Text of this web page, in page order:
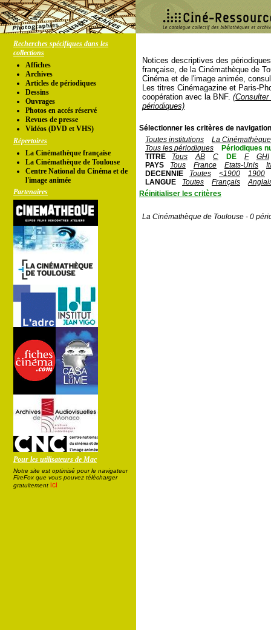
Recherches spécifiques dans les
collections
Affiches
Archives
Articles de périodiques
Dessins
Ouvrages
Photos en accés réservé
Revues de presse
Vidéos (DVD et VHS)
Répertoires
La Cinémathèque française
La Cinémathèque de Toulouse
Centre National du Cinéma et de
l'image animée
Partenaires
Pour les utilisateurs de Mac
Notre site est optimisé pour le navigateur
FireFox que vous pouvez télécharger
gratuitement ici
Notices descriptives des
française, de la Cinémathèque de
Cinéma et de l'image animée,
Les titres Cinémagazine et Paris-
coopération avec la BNF.
périodiques)
Sélectionner les critères de
Toutes institutions
La
Tous les périodiques
Périodiques
TITRE
Tous AB C DE F
GHI
PAYS
Tous France Etats-Unis
DECENNIE
Toutes <1900
1900
LANGUE
Toutes Français
Réinitialiser les critères
La Cinémathèque de Toulouse - 0